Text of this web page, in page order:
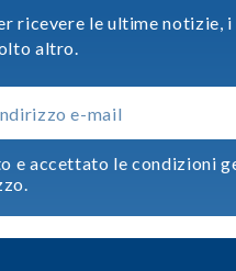
ricevere le ultime notizie, i
altro.
e accettato le condizioni